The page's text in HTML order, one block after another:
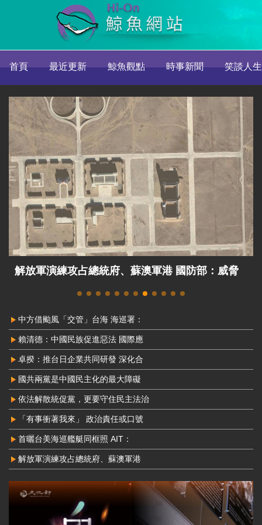
首頁 最近更新 鯨魚觀點 時事新聞 笑談人生
解放軍演練攻占總統府、蘇澳軍港 國防部：威脅
中方借颱風「交管」台海 海巡署：
賴清德：中國民族促進惡法 國際應
卓揆：推台日企業共同研發 深化合
國共兩黨是中國民主化的最大障礙
依法解散統促黨，更要守住民主法治
「有事衝著我來」 政治責任或口號
首曬台美海巡艦艇同框照 AIT：
解放軍演練攻占總統府、蘇澳軍港